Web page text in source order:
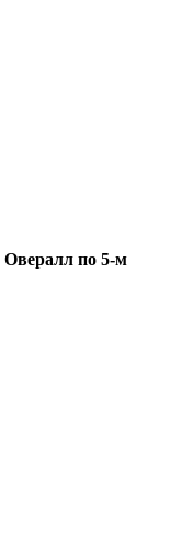
Овералл по 5-м